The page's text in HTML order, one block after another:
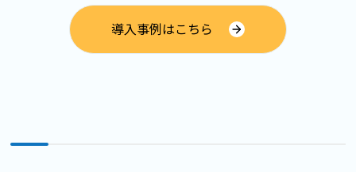
導入事例はこちら